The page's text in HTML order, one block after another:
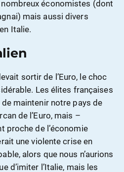
nombreux économistes (dont
mais aussi divers
Italie.
sortir de l’Euro, le choc
Les élites françaises
maintenir notre pays de
de l’Euro, mais –
proche de l’économie
une violente crise en
alors que nous n’aurions
d’imiter l’Italie, mais les